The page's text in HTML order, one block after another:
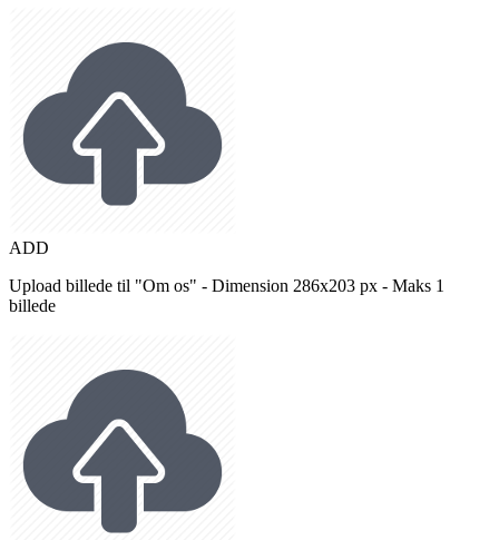
ADD
Upload billede til "Om os" - Dimension 286x203 px - Maks 1
billede